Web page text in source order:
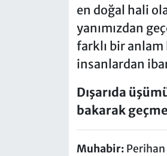
en doğal hali
yanımızdan
farklı bir anlam
insanlardan
Dışarıda
bakarak
Muhabir: